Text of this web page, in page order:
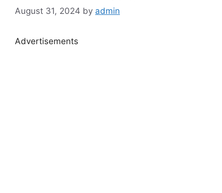
August 31, 2024 by admin
Advertisements